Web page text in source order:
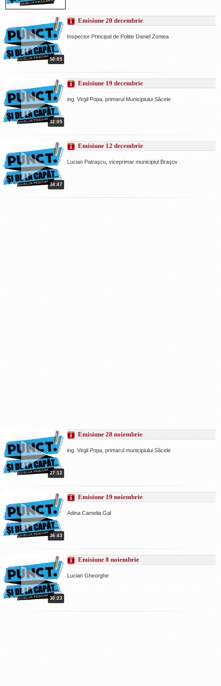
La Ţintă
Subiecte grele
Dialoguri cu Ghişe
Bucuria Credinţei
Zona Neutră
Contact
50:05
Emisiune 20 decembrie
Inspector Principal de Politie Daniel Zontea
32:05
Emisiune 19 decembrie
ing. Virgil Popa, primarul Municipiului Săcele
34:47
Emisiune 12 decembrie
Lucian Patraşcu, viceprimar municipiul Braşov
27:12
Emisiune 28 noiembrie
ing. Virgil Popa, primarul municipiului Săcele
36:43
Emisiune 19 noiembrie
Adina Camelia Gal
30:23
Emisiune 8 noiembrie
Lucian Gheorghe